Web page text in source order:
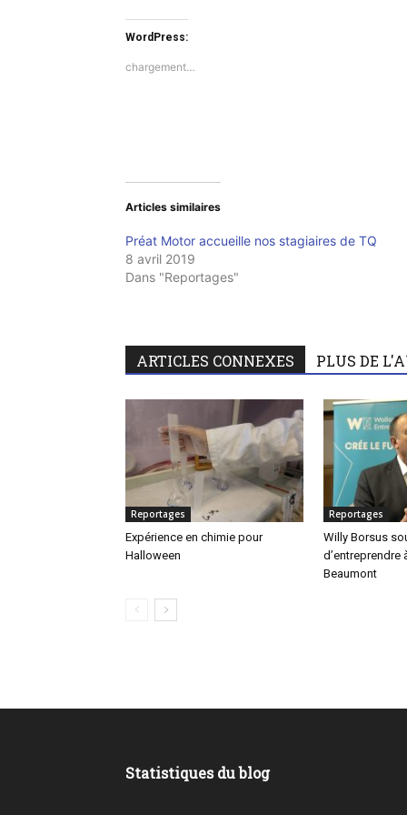
Twitter(ouvre
dans
une
fenêtre)
Facebook(ouvre
dans
une
fenêtre)
WordPress:
chargement…
Articles similaires
Préat Motor accueille nos stagiaires de TQ
8 avril 2019
Dans "Reportages"
ARTICLES CONNEXES PLUS DE
Reportages
Expérience en chimie pour
Halloween
Reportages
Willy Borsus
d’entreprendre
Beaumont
Statistiques du blog